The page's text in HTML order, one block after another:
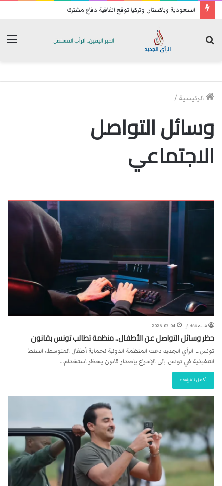
السعودية وباكستان وتركيا توقع اتفاقية دفاع مشترك
الرئيسية /
وسائل التواصل
الاجتماعي
قسم الأخبار 2026-02-04
حظر وسائل التواصل عن الأطفال.. منظمة تطالب تونس بقانون
تونس ــ الرأي الجديد دعت المنظمة الدولية لحماية أطفال المتوسط، السلط
التنفيذية في تونس، إلى الإسراع بإصدار قانون يحظر استخدام…
أكمل القراءة »